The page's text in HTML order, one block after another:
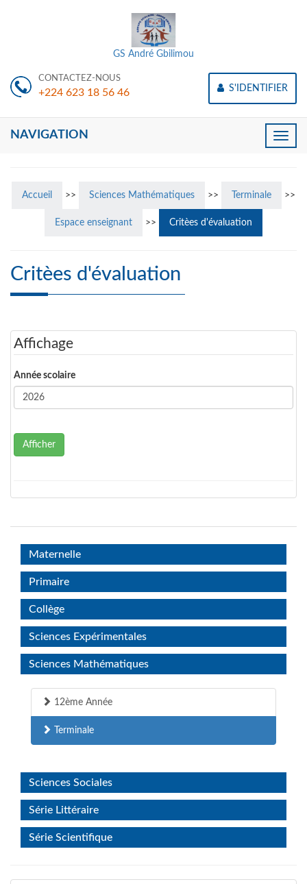
GS André Gbilimou
CONTACTEZ-NOUS
+224 623 18 56 46 S'IDENTIFIER
Toggle
NAVIGATION
Accueil >> Sciences Mathématiques >> Terminale >>
Espace enseignant >> Critèes d'évaluation
Critèes d'évaluation
Affichage
Année scolaire
Afficher
Maternelle
Primaire
Collège
Sciences Expérimentales
Sciences Mathématiques
12ème Année
Terminale
Sciences Sociales
Série Littéraire
Série Scientifique